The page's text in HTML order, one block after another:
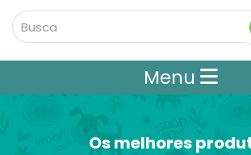
Menu
Os melhores